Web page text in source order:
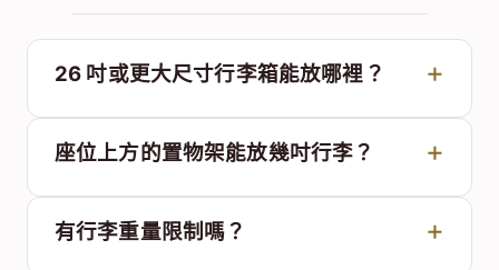
26 吋或更大尺寸行李箱能放哪裡？
座位上方的置物架能放幾吋行李？
有行李重量限制嗎？